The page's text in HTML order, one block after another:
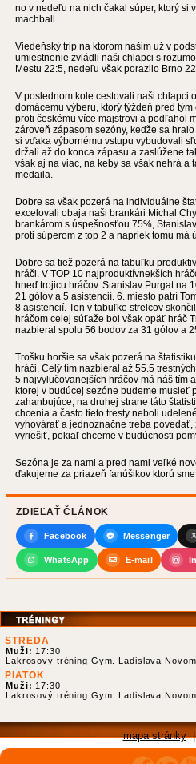
no v nedeľu na nich čakal súper, ktorý si
machball.
Viedeňský trip na ktorom našim už v
umiestnenie zvládli naši chlapci s
Mestu 22:5, nedeľu však porazilo Brno
V poslednom kole cestovali naši chlapci
domácemu výberu, ktorý týždeň pred
proti českému více majstrovi a podľahol
zároveň zápasom sezóny, keďže sa
si vďaka výbornému vstupu vybudovali
držali až do konca zápasu a zaslúžene
však aj na viac, na keby sa však nehrá a
medaila.
Dobre sa však pozerá na individuálne
excelovali obaja naši brankári Michal
brankárom s úspešnosťou 75%,
proti súperom z top 2 a napriek tomu má
Dobre sa tiež pozerá na tabuľku
hráči. V TOP 10 najproduktív­nekších
hneď trojicu hráčov. Stanislav Purgat na
21 gólov a 5 asistencií. 6. miesto patrí
8 asistencií. Ten v tabuľke strelcov
hráčom celej súťaže bol však opäť hráč
nazbieral spolu 56 bodov za 31 gólov a
Trošku horšie sa však pozerá na
hráči. Celý tím nazbieral až 55.5
5 najvylučova­nejších hráčov má náš tím
ktorej v budúcej sezóne budeme musieť
zahanbujúce, na druhej strane táto
chcenia a často tieto tresty neboli
vyhovárať a jednoznačne treba
vyriešiť, pokiaľ chceme v budúcnosti
Sezóna je za nami a pred nami veľké
ďakujeme za priazeň fanúšikov ktorú
ZDIEĽAŤ ČLÁNOK
Facebook Messenger
WhatsApp E-mail
STREDA
Muži: 17:30
Lakrosový tréning Gym. Ladislava
PIATOK
Muži: 17:30
Lakrosový tréning Gym. Ladislava
mapa stránky